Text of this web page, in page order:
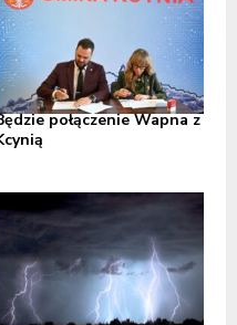
połączenie Wapna z